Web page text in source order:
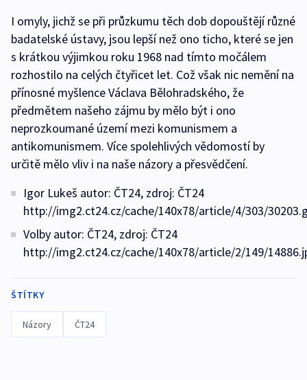
I omyly, jichž se při průzkumu těch dob dopouštějí různé
badatelské ústavy, jsou lepší než ono ticho, které se jen
s krátkou výjimkou roku 1968 nad tímto močálem
rozhostilo na celých čtyřicet let. Což však nic nemění na
přínosné myšlence Václava Bělohradského, že
předmětem našeho zájmu by mělo být i ono
neprozkoumané území mezi komunismem a
antikomunismem. Více spolehlivých vědomostí by
určitě mělo vliv i na naše názory a přesvědčení.
Igor Lukeš autor: ČT24, zdroj: ČT24
http://img2.ct24.cz/cache/140x78/article/4/303/
Volby autor: ČT24, zdroj: ČT24
http://img2.ct24.cz/cache/140x78/article/2/149/
ŠTÍTKY
Názory ČT24